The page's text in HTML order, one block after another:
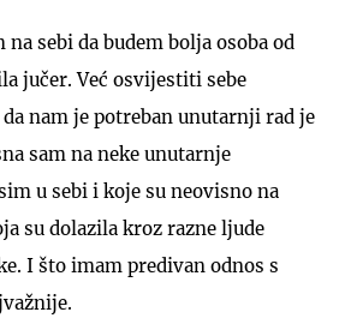
sebi da budem bolja osoba od
jučer. Već osvijestiti sebe
nam je potreban unutarnji rad je
sam na neke unutarnje
u sebi i koje su neovisno na
su dolazila kroz razne ljude
I što imam predivan odnos s